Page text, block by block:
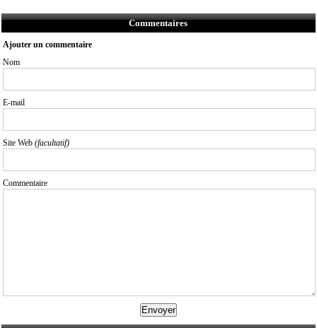
Commentaires
Ajouter un commentaire
Nom
E-mail
Site Web (facultatif)
Commentaire